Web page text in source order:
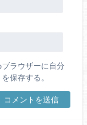
ラウザーに自分
保存する。